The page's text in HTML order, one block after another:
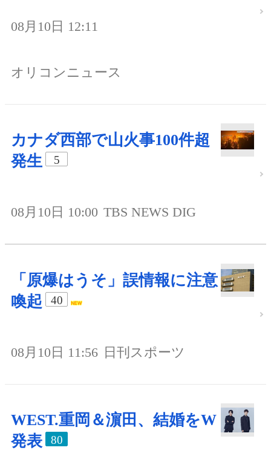
08月10日 12:11
オリコンニュース
カナダ西部で山火事100件超
発生
5
08月10日 10:00 TBS NEWS DIG
「原爆はうそ」誤情報に注意
喚起
40
08月10日 11:56 日刊スポーツ
WEST.重岡＆濵田、結婚をW
発表
80